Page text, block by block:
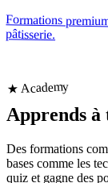
Formations
pâtisserie.
★ Academy
Apprends à
Des formations
bases comme les
quiz et gagne des